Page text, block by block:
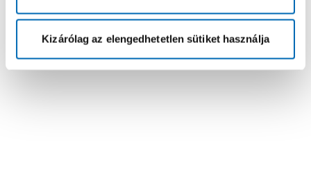
Kizárólag az elengedhetetlen sütiket használja